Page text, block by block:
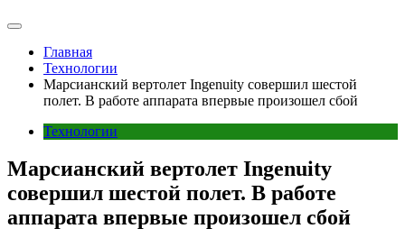
Главная
Технологии
Марсианский вертолет Ingenuity совершил шестой
полет. В работе аппарата впервые произошел сбой
Технологии
Марсианский вертолет Ingenuity
совершил шестой полет. В работе
аппарата впервые произошел сбой